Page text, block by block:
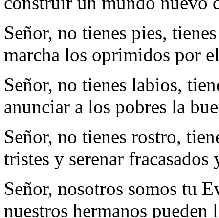
Señor, no tienes pies,
marcha los oprimidos por
Señor, no tienes labios,
anunciar a los pobres la
Señor, no tienes rostro,
tristes y serenar fracasados
Señor, nosotros somos tu
nuestros hermanos pueden